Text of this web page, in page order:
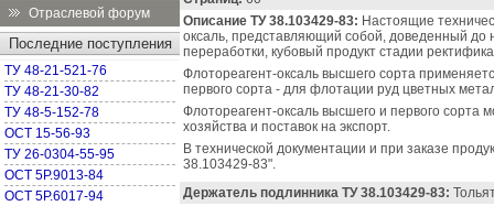
Отраслевой форум
Последние поступления
ТУ 48-21-521-76
ТУ 48-21-30-82
ТУ 48-5-152-78
ОСТ 15-56-93
ТУ 26-0304-55-95
ОСТ 5Р.9013-84
ОСТ 5Р.6017-94
Описание ТУ 38.103429-83: Настоящие
оксаль, представляющий собой, доведенный
переработки, кубовый продукт стадии
Флотореагент-оксаль высшего сорта
первого сорта - для флотации руд цветных
Флотореагент-оксаль высшего и первого сорта
хозяйства и поставок на экспорт.
В технической документации и при заказе
38.103429-83".
Держатель подлинника ТУ 38.103429-83: